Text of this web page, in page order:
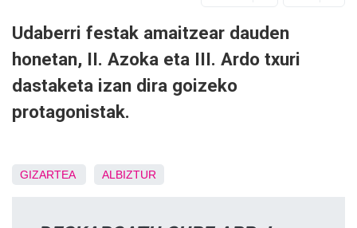
Udaberri festak amaitzear dauden
honetan, II. Azoka eta III. Ardo txuri
dastaketa izan dira goizeko
protagonistak.
GIZARTEA ALBIZTUR